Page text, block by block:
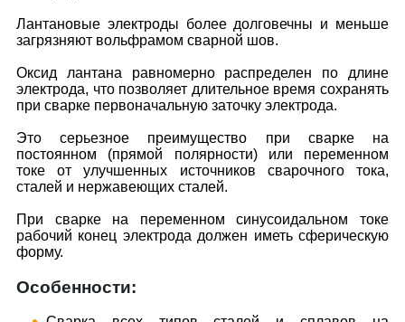
Лантановые электроды более долговечны и меньше
загрязняют вольфрамом сварной шов.
Оксид лантана равномерно распределен по длине
электрода, что позволяет длительное время сохранять
при сварке первоначальную заточку электрода.
Это серьезное преимущество при сварке на
постоянном (прямой полярности) или переменном
токе от улучшенных источников сварочного тока,
сталей и нержавеющих сталей.
При сварке на переменном синусоидальном токе
рабочий конец электрода должен иметь сферическую
форму.
Особенности: